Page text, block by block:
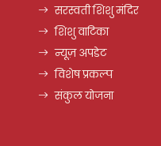
सरस्वती शिशु मंदिर
शिशु वाटिका
न्यूज़ अपडेट
विशेष प्रकल्प
संकुल योजना